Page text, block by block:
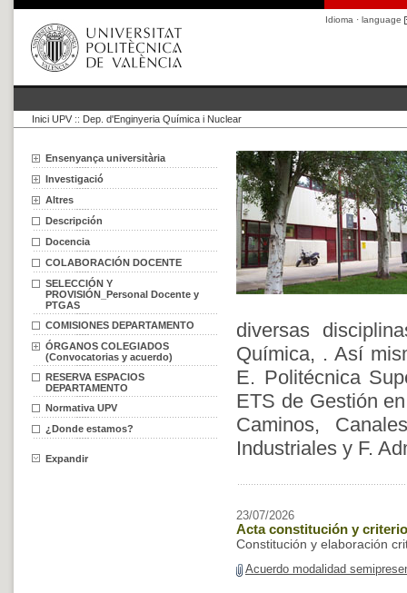
Idioma · language
Inici UPV :: Dep. d'Enginyeria Química i Nuclear
Ensenyança universitària
Investigació
Altres
Descripción
Docencia
COLABORACIÓN DOCENTE
SELECCIÓN Y
PROVISIÓN_Personal Docente y
PTGAS
COMISIONES DEPARTAMENTO
ÓRGANOS COLEGIADOS
(Convocatorias y acuerdo)
RESERVA ESPACIOS
DEPARTAMENTO
Normativa UPV
¿Donde estamos?
Expandir
diversas
Química, . Así
E. Politécnica
ETS de Gestión
Caminos,
Industriales y F.
23/07/2026
Acta constitución y
Constitución y elaboración
Acuerdo modalidad